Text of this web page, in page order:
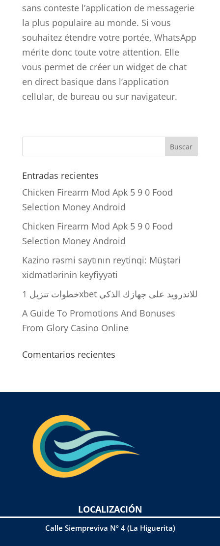
sans conteste l’application de messagerie
la plus populaire au monde. Si vous
souhaitez étendre votre portée, WhatsApp
mérite donc toute votre attention. Elle
vous permet de créer un widget de chat
en direct basique dans l’application
cellular, de bureau ou sur navigateur.
Entradas recientes
Chicken Firearm Mod Apk 5 9 0 Food
Selection Money Android
Chicken Firearm Mod Apk 5 9 0 Food
Selection Money Android
Kazino rəsmi saytının reytinqi: Müştəri
xidmətlərinin keyfiyyəti
خطوات تنزيل 1xbet للاندرويد على جهازك الذكي
A Guide To Promotions And Bonuses
From Glory Casino Online
Comentarios recientes
LOCALIZACIÓN
Calle Siempreviva Nº 4 (La Higuerita)